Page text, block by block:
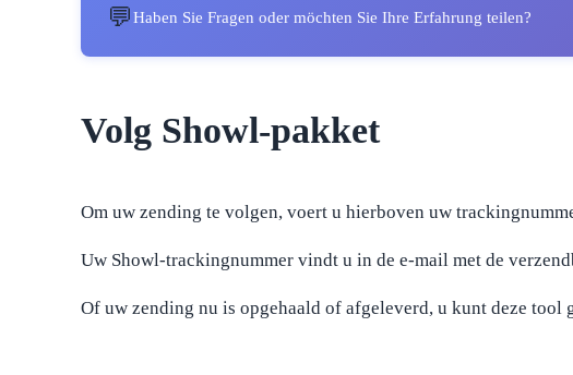
💬Haben Sie Fragen oder möchten Sie Ihre Erfahrung teilen?
Volg Showl-pakket
Om uw zending te volgen, voert u hierboven uw
Uw Showl-trackingnummer vindt u in de e-mail met de
Of uw zending nu is opgehaald of afgeleverd, u kunt deze tool